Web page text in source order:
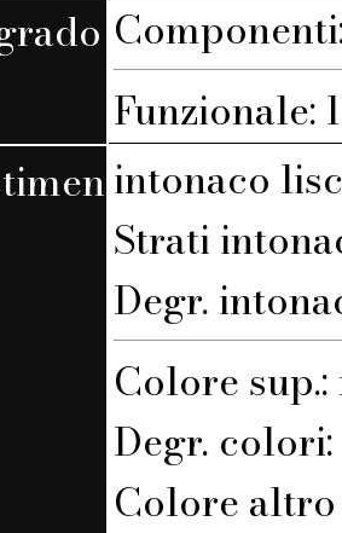
Funzionale:
intonaco
Strati
Degr.
Colore
Degr.
Colore altro